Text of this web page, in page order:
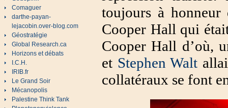
Comaguer
darthe-payan-
lejacobin.over-blog.com
Géostratégie
Global Research.ca
Horizons et débats
I.C.H.
IRIB.fr
Le Grand Soir
Mécanopolis
Palestine Think Tank
toujours à honneur
Cooper Hall qui
Cooper Hall d’où,
et Stephen Walt
collatéraux se font